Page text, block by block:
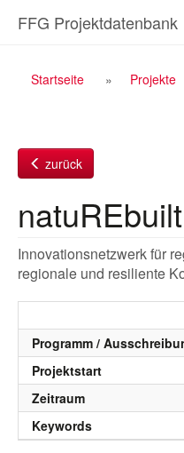
InhaltFFG Projektdatenbank
Breadcrumb
Startseite Projekte
zurück
natuREbuilt
Innovationsnetzwerk für
regionale und resiliente
Programm /
Projektstart
Zeitraum
Keywords